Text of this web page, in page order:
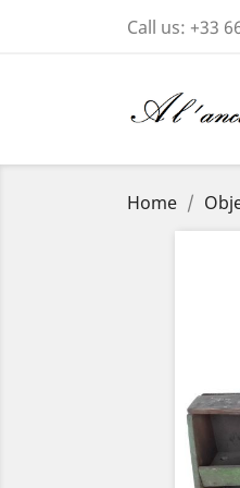
Call us: +33
Home